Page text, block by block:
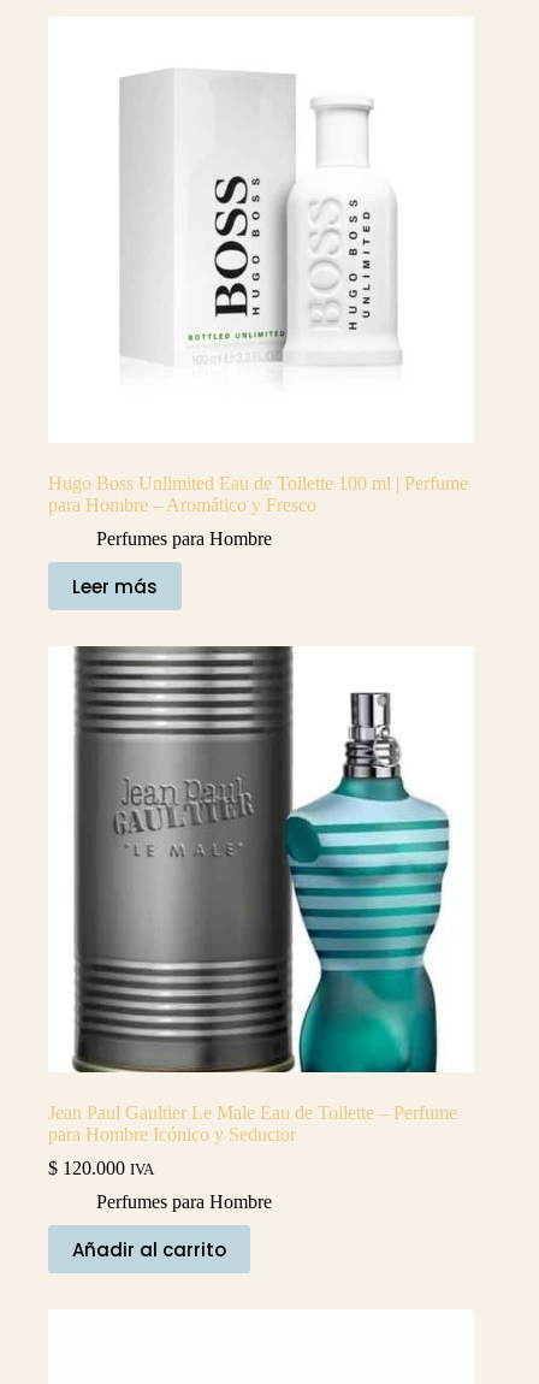
Hugo Boss Unlimited Eau de Toilette 100 ml | Perfume
para Hombre – Aromático y Fresco
Perfumes para Hombre
Leer más
Jean Paul Gaultier Le Male Eau de Toilette – Perfume
para Hombre Icónico y Seductor
$ 120.000 IVA
Perfumes para Hombre
Añadir al carrito